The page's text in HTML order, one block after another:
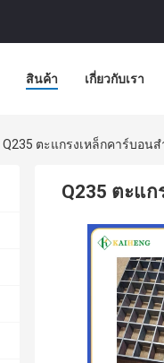
สินค้า เกี่ยวกับเรา
Q235 ตะแกรงเหล็กคาร์บอน
Q235 ตะแ